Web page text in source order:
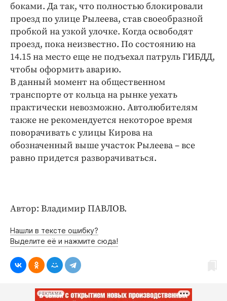
Издания
Медиаперсона
Интересное чтиво
Клиника года
Бренд года
Работодатель года
боками. Да так, что полностью блокировали
проезд по улице Рылеева, став своеобразной
пробкой на узкой улочке. Когда освободят
проезд, пока неизвестно. По состоянию на
14.15 на место еще не подъехал патруль ГИБДД,
чтобы оформить аварию.
В данный момент на общественном
транспорте от кольца на рынке уехать
практически невозможно. Автолюбителям
также не рекомендуется некоторое время
поворачивать с улицы Кирова на
обозначенный выше участок Рылеева – все
равно придется разворачиваться.
Автор: Владимир ПАВЛОВ.
Нашли в тексте ошибку?
Выделите её и нажмите сюда!
РЕКЛАМА